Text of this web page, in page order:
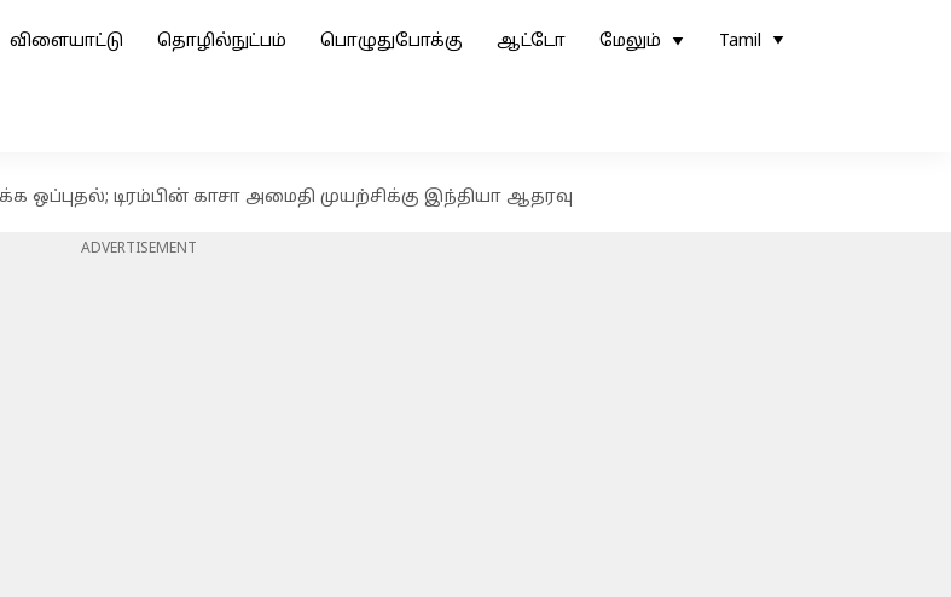
விளையாட்டு தொழில்நுட்பம் பொழுதுபோக்கு ஆட்டோ மேலும் Tamil
டிரம்பின் காசா அமைதி முயற்சிக்கு இந்தியா ஆதரவு
ADVERTISEMENT